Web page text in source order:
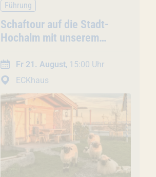
Führung
Veranstaltung
Schaftour auf die Stadt-
Hochalm mit unserem
Gruppentour)
Fr 21. August, 15:00 Uhr
ECKhaus